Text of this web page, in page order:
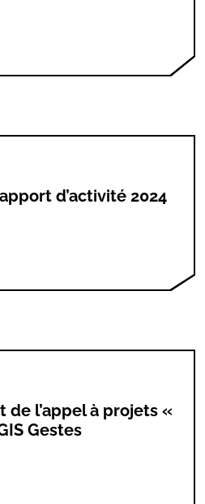
d’activité 2024
de l’appel à projets «
Gestes